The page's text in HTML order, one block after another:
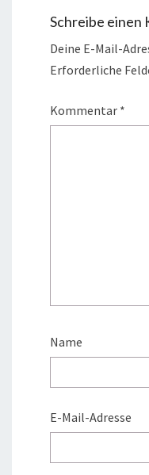
Schreibe einen
Deine E-Mail-
Erforderliche
Kommentar *
Name
E-Mail-Adresse